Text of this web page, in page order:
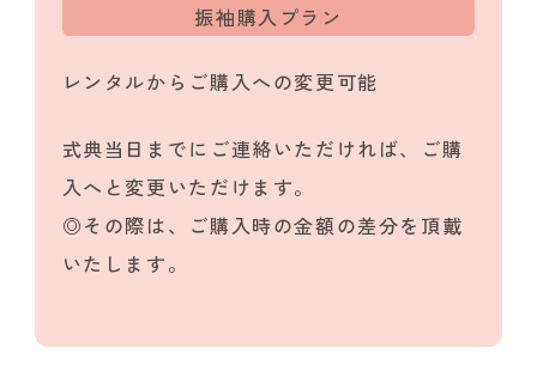
振袖購入プラン
レンタルからご購入への変更可能
式典当日までにご連絡いただければ、ご購
入へと変更いただけます。
◎その際は、ご購入時の金額の差分を頂戴
いたします。